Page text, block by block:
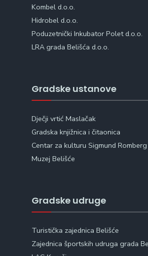
Kombel d.o.o.
Hidrobel d.o.o.
Poduzetnički Inkubator Polet d.o.o.
LRA grada Belišća d.o.o.
Gradske ustanove
Dječji vrtić Maslačak
Gradska knjižnica i čitaonica
Centar za kulturu Sigmund Romberg
Muzej Belišće
Gradske udruge
Turistička zajednica Belišće
Zajednica športskih udruga grada